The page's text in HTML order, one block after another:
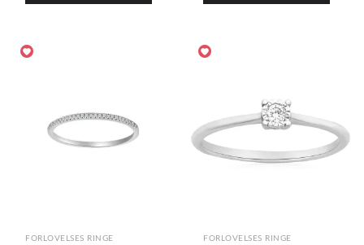
FORLOVELSES RINGE FORLOVELSES RINGE